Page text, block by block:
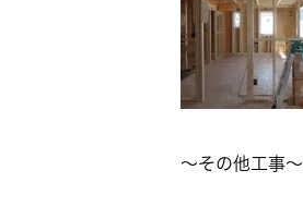
～その他工事～